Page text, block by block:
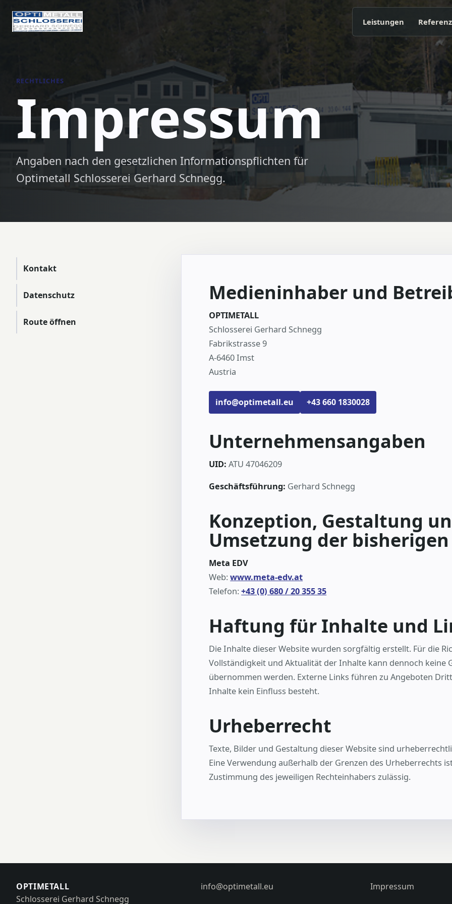
Leistungen
RECHTLICHES
Impressum
Angaben nach den gesetzlichen Informationspflichten für
Optimetall Schlosserei Gerhard Schnegg.
Kontakt
Datenschutz
Route öffnen
Medieninhaber und
OPTIMETALL
Schlosserei Gerhard Schnegg
Fabrikstrasse 9
A-6460 Imst
Austria
info@optimetall.eu +43 660 1830028
Unternehmensangaben
UID: ATU 47046209
Geschäftsführung: Gerhard Schnegg
Konzeption, Gestaltung
Umsetzung der
Meta EDV
Web:www.meta-edv.at
Telefon:+43 (0) 680 / 20 355 35
Haftung für Inhalte und
Die Inhalte dieser Website wurden sorgfältig erstellt. Für die
Vollständigkeit und Aktualität der Inhalte kann dennoch keine
übernommen werden. Externe Links führen zu Angeboten
Inhalte kein Einfluss besteht.
Urheberrecht
Texte, Bilder und Gestaltung dieser Website sind
Eine Verwendung außerhalb der Grenzen des Urheberrechts
Zustimmung des jeweiligen Rechteinhabers zulässig.
OPTIMETALL
Schlosserei Gerhard Schnegg
info@optimetall.eu
Impressum